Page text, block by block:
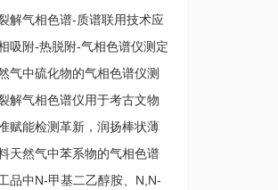
解气相色谱-质谱联用技术应
叶经木质纤维素的微生物降
吸附-热脱附-气相色谱仪测定
排放空气中15种乙酸酯类化
含量
气中硫化物的气相色谱仪测
比较及分析方法新技术
解气相色谱仪用于考古文物
古建筑材料分析
赋能检测革新，润扬棒状薄
仪铸就国产分析新标杆
天然气中苯系物的气相色谱
路线
品中N-甲基二乙醇胺、N,N-